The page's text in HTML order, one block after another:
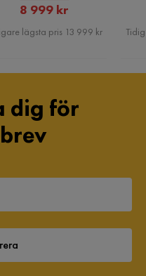
Rabatterat
Pris
8 999 kr
lägsta pris 13 999 kr
dig för